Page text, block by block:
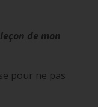
de mon
pour ne pas